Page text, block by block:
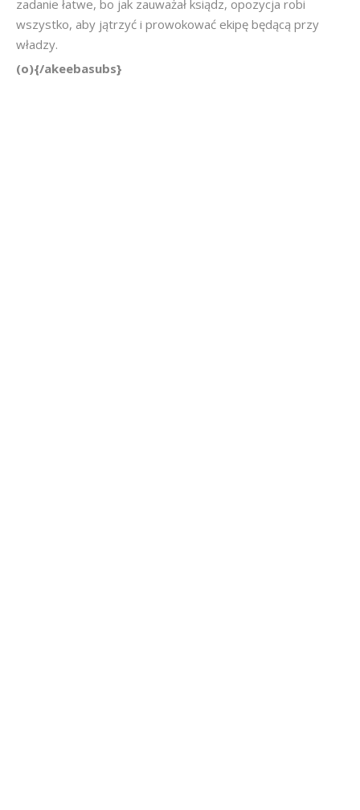
zadanie łatwe, bo jak zauważał ksiądz, opozycja robi
wszystko, aby jątrzyć i prowokować ekipę będącą przy
władzy.
(o){/akeebasubs}